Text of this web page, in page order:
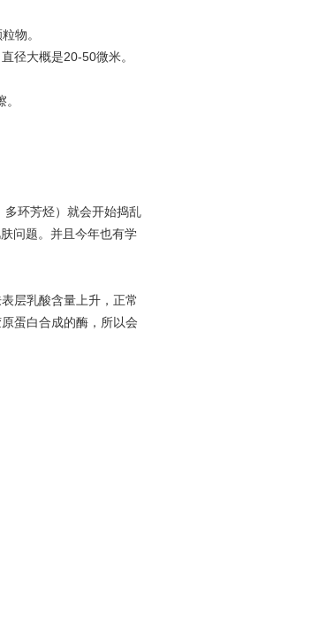
物。
径大概是20-50微米。
环芳烃）就会开始捣乱
问题。并且今年也有学
层乳酸含量上升，正常
蛋白合成的酶，所以会